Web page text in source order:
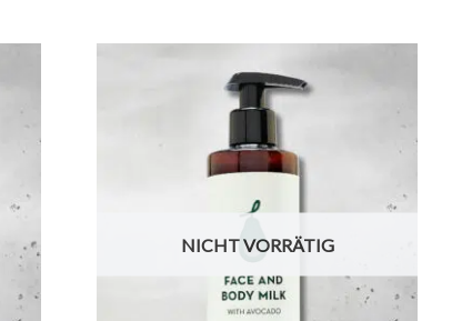
NICHT VORRÄTIG